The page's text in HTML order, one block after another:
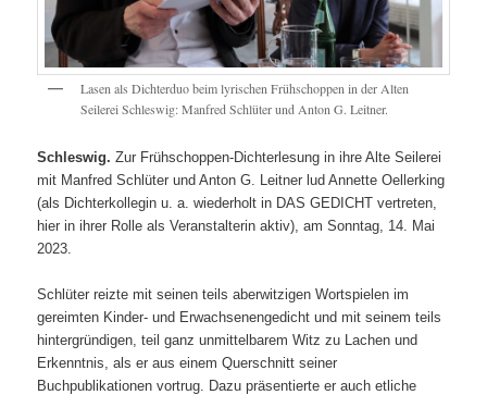
Lasen als Dichterduo beim lyrischen Frühschoppen in der Alten
Seilerei Schleswig: Manfred Schlüter und Anton G. Leitner.
Schleswig. Zur Frühschoppen-Dichterlesung in ihre Alte Seilerei
mit Manfred Schlüter und Anton G. Leitner lud Annette Oellerking
(als Dichterkollegin u. a. wiederholt in DAS GEDICHT vertreten,
hier in ihrer Rolle als Veranstalterin aktiv), am Sonntag, 14. Mai
2023.
Schlüter reizte mit seinen teils aberwitzigen Wortspielen im
gereimten Kinder- und Erwachsenengedicht und mit seinem teils
hintergründigen, teil ganz unmittelbarem Witz zu Lachen und
Erkenntnis, als er aus einem Querschnitt seiner
Buchpublikationen vortrug. Dazu präsentierte er auch etliche